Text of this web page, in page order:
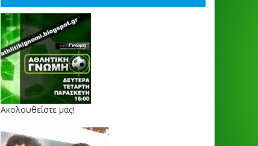
Ακολουθείστε μας!